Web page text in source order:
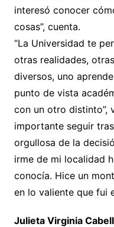
interesó conocer
cosas”, cuenta.
“La Universidad te
otras realidades,
diversos, uno
punto de vista
con un otro distinto”,
importante seguir
orgullosa de la
irme de mi localidad
conocía. Hice un
en lo valiente que fui
Julieta Virginia